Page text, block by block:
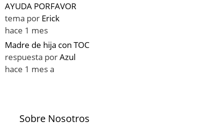
AYUDA PORFAVOR
tema por Erick
hace 1 mes
Madre de hija con TOC
respuesta porAzul
hace 1 mes a
Sobre Nosotros